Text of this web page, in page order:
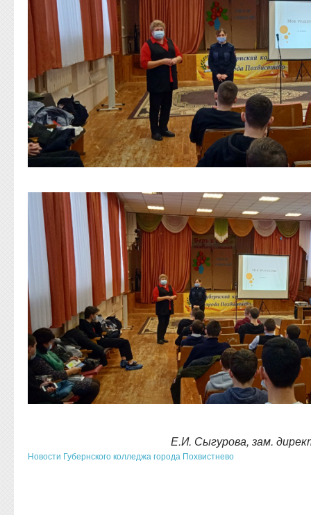
Е.И. Сыгурова, зам.
Новости Губернского колледжа города Похвистнево